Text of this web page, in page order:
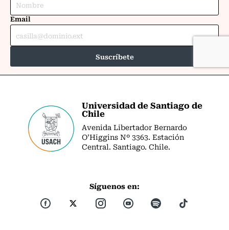
Universidad de Santiago de
Chile
Avenida Libertador Bernardo
O’Higgins Nº 3363. Estación
Central. Santiago. Chile.
Síguenos en: